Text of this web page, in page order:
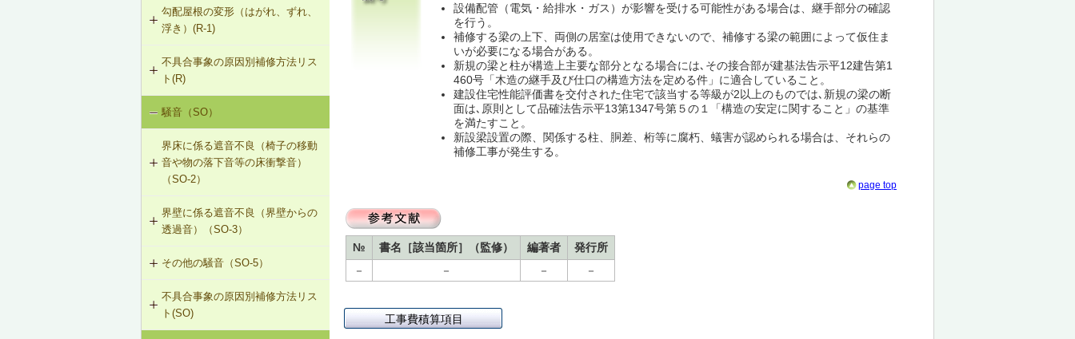
勾配屋根の変形（はがれ、ずれ、
浮き）(R-1)
R-1-101 むな木の交換
R-1-102 母屋の増設
R-1-103 小屋束の増設
R-1-104 たる木の交換
R-1-106 たる木、下地板のレベルの
置
不具合事象の原因別補修方法リス
ト(R)
勾配屋根の変形（はがれ、ずれ、浮
き）（R-1）
騒音（SO）
界床に係る遮音不良（椅子の移動
音や物の落下音等の床衝撃音）
（SO-2）
SO-2-501 軽量床衝撃音に対する遮
音性能のあるフローリング材（床下
地材等を含む）への交換
界壁に係る遮音不良（界壁からの
透過音）（SO-3）
SO-3-501 界壁へのせっこうボード
の増し張り
その他の騒音（SO-5）
SO-5-501 外壁内透湿防水シートの
留め付け補修
不具合事象の原因別補修方法リス
ト(SO)
設備配管（電気・給排水・ガス）が影響を受ける可能性がある場合は、継手部分の確認
を行う。
補修する梁の上下、両側の居室は使用できないので、補修する梁の範囲によって仮住ま
いが必要になる場合がある。
新規の梁と柱が構造上主要な部分となる場合には､その接合部が建基法告示平12建告第1
460号「木造の継手及び仕口の構造方法を定める件」に適合していること。
建設住宅性能評価書を交付された住宅で該当する等級が2以上のものでは､新規の梁の断
面は､原則として品確法告示平13第1347号第５の１「構造の安定に関すること」の基準
を満たすこと。
新設梁設置の際、関係する柱、胴差、桁等に腐朽、蟻害が認められる場合は、それらの
補修工事が発生する。
page top
№ 書名［該当箇所］（監修） 編著者
発行所
－
－ － －
工事費積算項目